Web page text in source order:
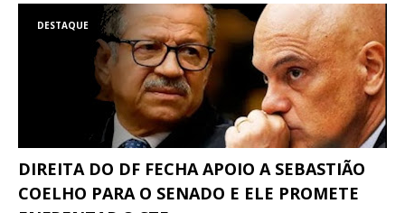
DESTAQUE
DIREITA DO DF FECHA APOIO A SEBASTIÃO
COELHO PARA O SENADO E ELE PROMETE